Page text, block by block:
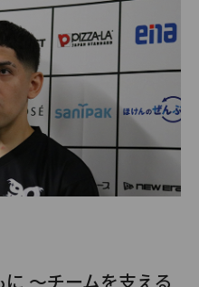
～チームを支える